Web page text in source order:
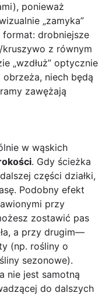
ponieważ
„zamyka”
drobniejsze
z równym
„wzdłuż” optycznie
niech będą
zawężają
w wąskich
. Gdy ścieżka
części działki,
Podobny efekt
przy
zostawić pas
a przy drugim—
(np. rośliny o
sezonowe).
nie jest samotną
do dalszych